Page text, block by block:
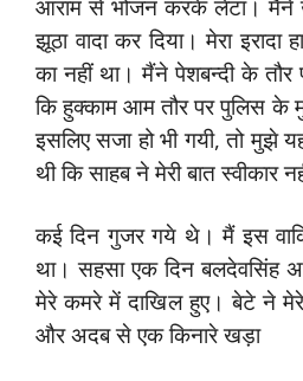
आराम से भोजन करके लेटा। मैंने
झूठा वादा कर दिया। मेरा
का नहीं था। मैंने पेशबन्दी के तौर
कि हुक्काम आम तौर पर पुलिस
इसलिए सजा हो भी गयी, तो मुझे
थी कि साहब ने मेरी बात स्वीकार
कई दिन गुजर गये थे। मैं इस
था। सहसा एक दिन बलदेवसिंह
मेरे कमरे में दाखिल हुए। बेटे ने
और अदब से एक किनारे खड़ा